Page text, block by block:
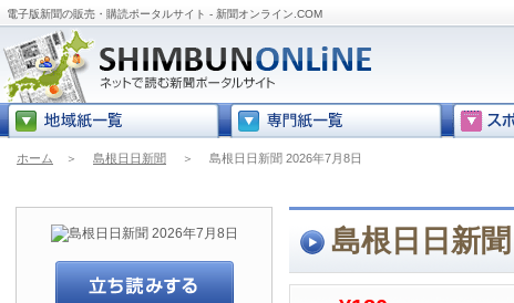
電子版新聞の販売・購読ポータルサイト - 新聞オンライン.COM
ホーム ＞ 島根日日新聞 ＞ 島根日日新聞 2026年7月8日
島根日日新